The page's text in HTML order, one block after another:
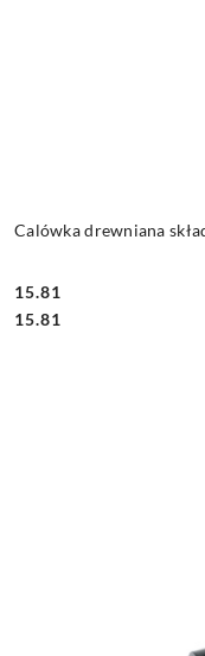
Calówka drewniana
Cena:
15.81
Cena:
15.81